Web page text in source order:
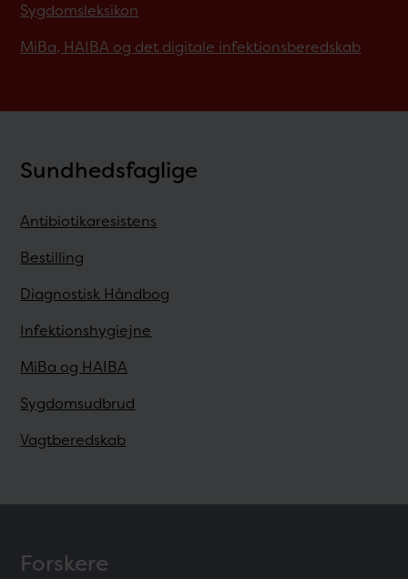
Sygdomsleksikon
MiBa, HAIBA og det digitale infektionsberedskab
Sundhedsfaglige
Antibiotikaresistens
Bestilling
Diagnostisk Håndbog
Infektionshygiejne
MiBa og HAIBA
Sygdomsudbrud
Vagtberedskab
Forskere